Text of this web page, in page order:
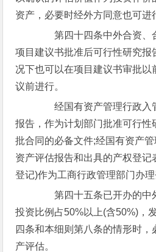
资产，必要时经外方同意也可进
第四十四条中外合资、
项目建议书批准后可行性研究报
况下也可以在项目建议书审批以
议前进行。
经国有资产管理行政入
报告，作为计划部门批准可行性
批合同的必备文件;经国有资产
资产评估报告和出具的产权登记
登记)作为工商行政管理部门办理
第四十五条已开办的中
投资比例占50%以上(含50%)，
四条和本细则第八条的情形时
产评估。